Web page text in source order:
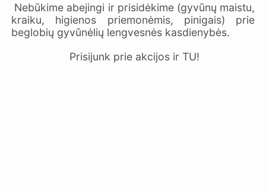
Nebūkime abejingi ir prisidėkime (gyvūnų maistu,
kraiku, higienos priemonėmis, pinigais) prie
beglobių gyvūnėlių lengvesnės kasdienybės.
Prisijunk prie akcijos ir TU!